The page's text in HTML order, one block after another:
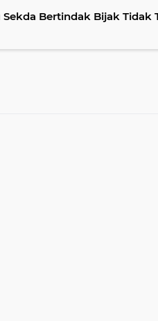
Bertindak Bijak Tidak